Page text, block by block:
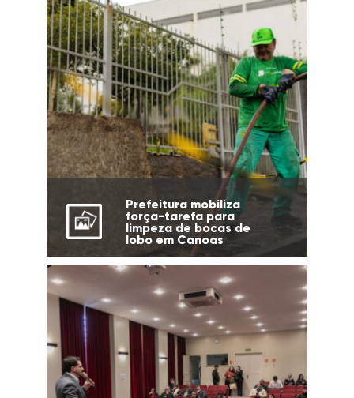
Prefeitura mobiliza
força-tarefa para
limpeza de bocas de
lobo em Canoas